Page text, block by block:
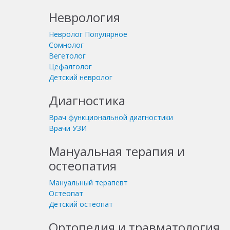
Неврология
Невролог Популярное
Сомнолог
Вегетолог
Цефалголог
Детский невролог
Диагностика
Врач функциональной диагностики
Врачи УЗИ
Мануальная терапия и
остеопатия
Мануальный терапевт
Остеопат
Детский остеопат